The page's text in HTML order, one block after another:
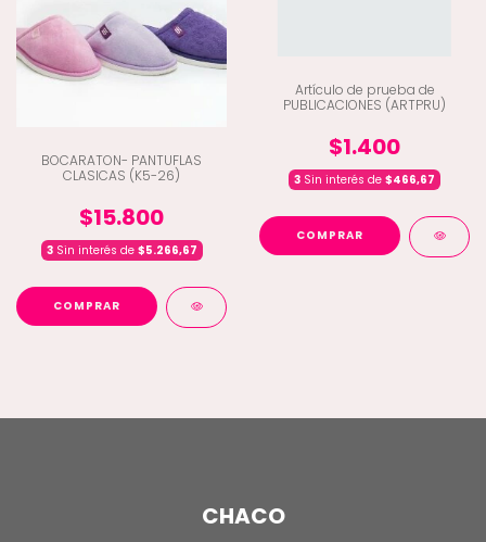
BOCARATON- PANTUFLAS
CLASICAS (K5-26)
$15.800
3Sin interés de $5.266,67
COMPRAR
Artículo de prueba de
PUBLICACIONES (ARTPRU)
$1.400
3 Sin interés de $466,67
CHACO